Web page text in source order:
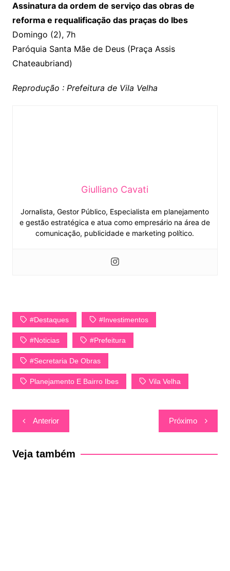
Assinatura da ordem de serviço das obras de
reforma e requalificação das praças do Ibes
Domingo (2), 7h
Paróquia Santa Mãe de Deus (Praça Assis
Chateaubriand)
Reprodução : Prefeitura de Vila Velha
Giulliano Cavati
Jornalista, Gestor Público, Especialista em planejamento
e gestão estratégica e atua como empresário na área de
comunicação, publicidade e marketing político.
#Destaques #Investimentos
#Noticias #Prefeitura
#Secretaria De Obras
Planejamento E Bairro Ibes Vila Velha
Navegação
de
Post
Anterior Próximo
Veja também